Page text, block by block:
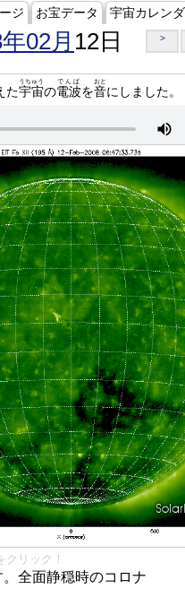
ジ お宝データ 宇宙カレン
02月 12日 >
た宇宙
うちゅう
の電波
でんぱ
を音
おと
にしました。
リック！
全面静穏時のコロナ